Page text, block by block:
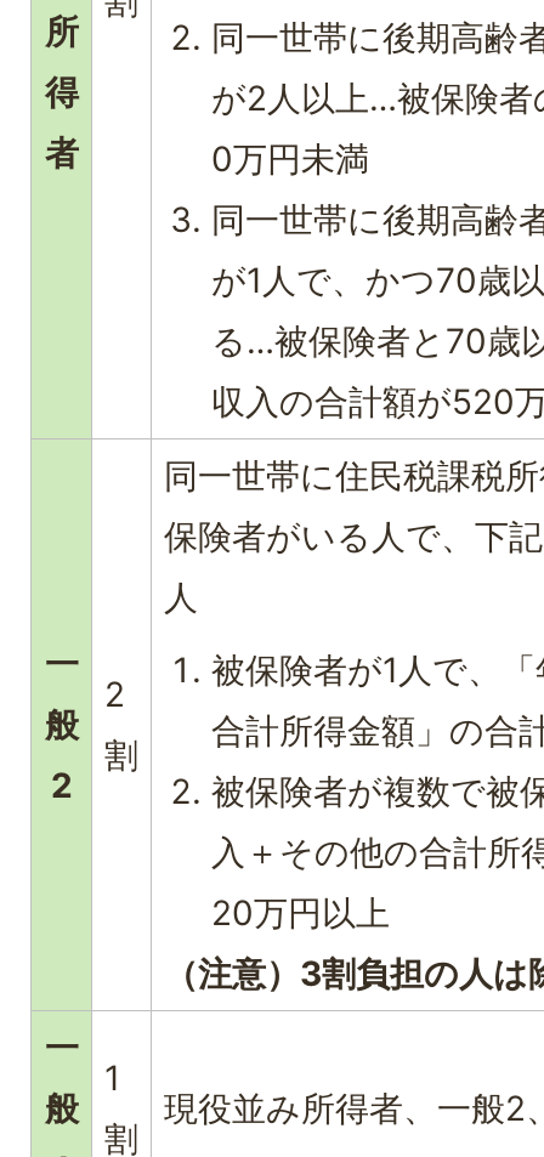
所
得
者
同一世帯に後期高齢
が2人以上…被保険
0万円未満
同一世帯に後期高齢
が1人で、かつ70歳
る…被保険者と70歳
収入の合計額が520
一
般
2
2
割
同一世帯に住民税課税
保険者がいる人で、下
人
被保険者が1人で、
合計所得金額」の合
被保険者が複数で被
入＋その他の合計所
20万円以上
（注意）3割負担の人は
一
般
1
割
現役並み所得者、一般2